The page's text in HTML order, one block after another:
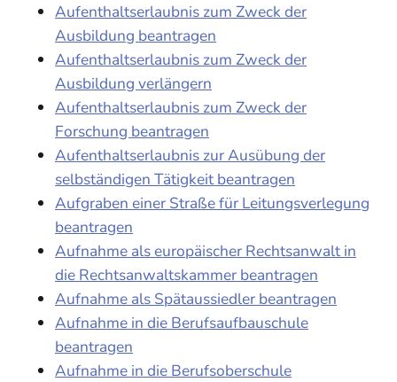
Aufenthaltserlaubnis zum Zweck der
Ausbildung beantragen
Aufenthaltserlaubnis zum Zweck der
Ausbildung verlängern
Aufenthaltserlaubnis zum Zweck der
Forschung beantragen
Aufenthaltserlaubnis zur Ausübung der
selbständigen Tätigkeit beantragen
Aufgraben einer Straße für Leitungsverlegung
beantragen
Aufnahme als europäischer Rechtsanwalt in
die Rechtsanwaltskammer beantragen
Aufnahme als Spätaussiedler beantragen
Aufnahme in die Berufsaufbauschule
beantragen
Aufnahme in die Berufsoberschule